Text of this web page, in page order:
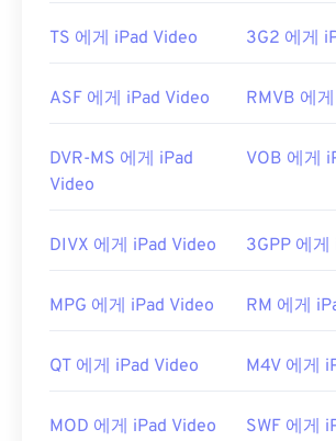
https://en.wikipedia.org/wiki/
4.html
TS 에게 iPad Video 3G2 에게
ASF 에게 iPad Video RMVB 에
DVR-MS 에게 iPad
Video
VOB 에게
DIVX 에게 iPad Video 3GPP 에
MPG 에게 iPad Video RM 에게
QT 에게 iPad Video M4V 에게
MOD 에게 iPad Video SWF 에게